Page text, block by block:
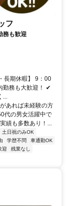
フ
務も歓迎
長期休暇】 9：00
勤務も大歓迎！ ✔
...
あれば未経験の方
代の男女活躍中で
績も多数あり！...
土日祝のみOK
学歴不問
車通勤OK
迎
残業なし